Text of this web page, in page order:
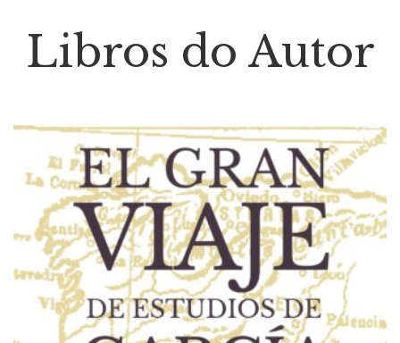
Libros do Autor